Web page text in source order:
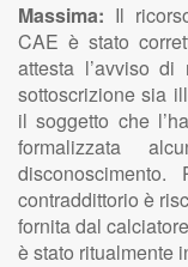
Massima: Il
CAE è stato
attesta l’avviso
sottoscrizione sia
il soggetto che
formalizzata
disconoscimento.
contraddittorio è
fornita dal
è stato ritualmente